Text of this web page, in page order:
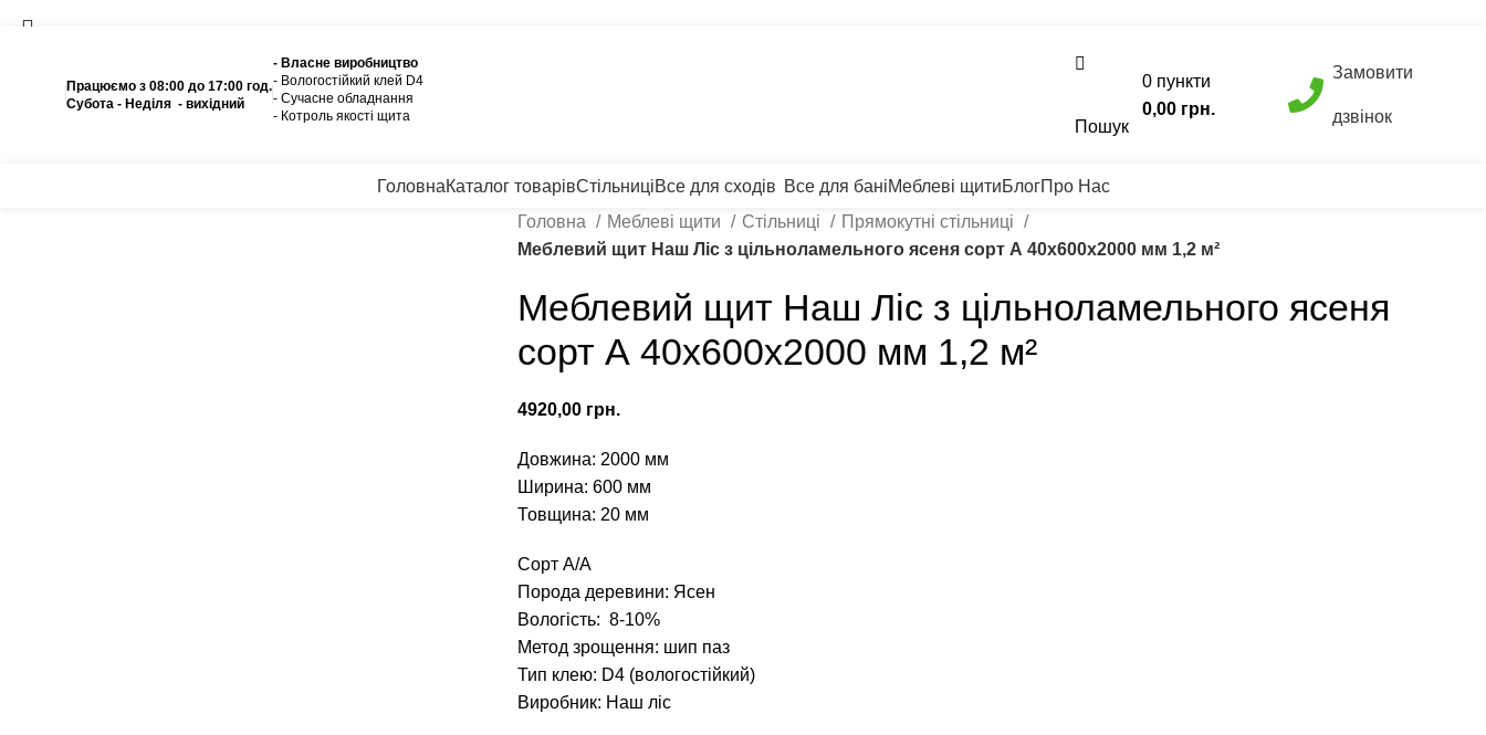
Працюємо з 08:00 до 17:00 год.
Субота - Неділя - вихідний
- Власне виробництво
- Вологостійкий клей D4
- Сучасне обладнання
- Котроль якоcті щита
Пошук
0 пункти
0,00 грн.
Замовити
дзвінок
ГоловнаКаталог товарівСтільниціВсе для сходів Все для баніМеблеві щитиБлогПро Нас
Головна Меблеві щити Стільниці
Прямокутні стільниці
Меблевий щит Наш Ліс з цільноламельного ясеня сорт А 40х600х2000 мм 1,2 м²
Меблевий щит Наш Ліс з цільноламельного ясеня
сорт А 40х600х2000 мм 1,2 м²
грн.
Довжина: 2000 мм
Ширина: 600 мм
Товщина: 20 мм
Сорт А/А
Порода деревини: Ясен
Вологість: 8-10%
Метод зрощення: шип паз
Тип клею: D4 (вологостійкий)
Виробник: Наш ліс